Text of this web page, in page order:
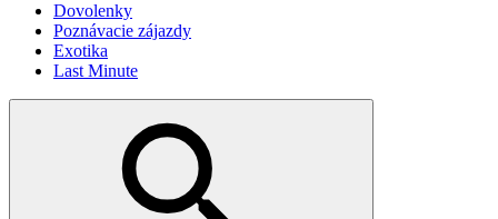
Dovolenky
Poznávacie zájazdy
Exotika
Last Minute